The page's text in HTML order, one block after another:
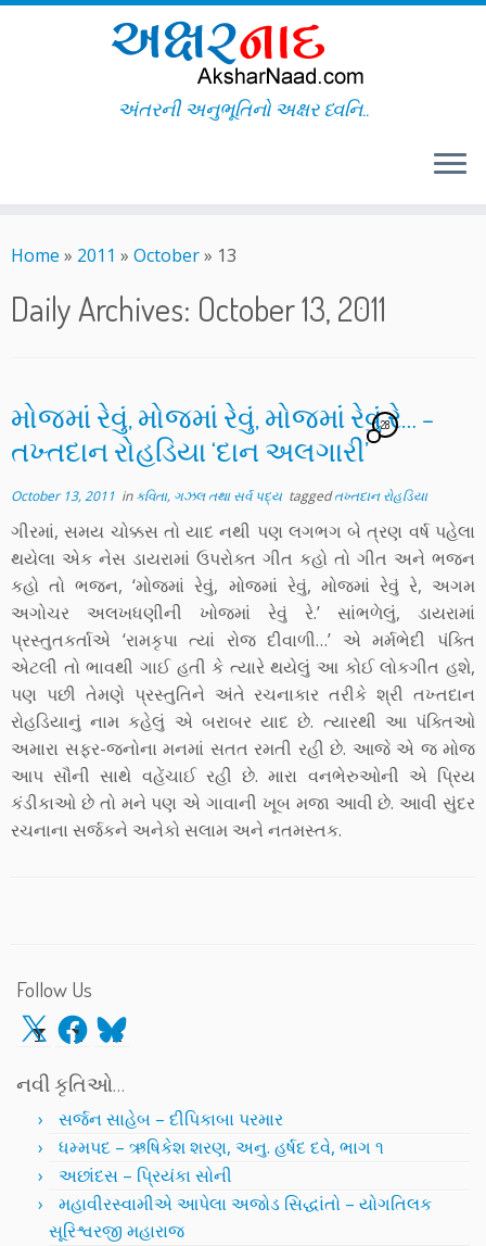
to
અંતરની અનુભૂતિનો અક્ષર ધ્વનિ..
Home » 2011 » October» 13
Daily Archives: October 13, 2011
મોજમાં રેવું, મોજમાં રેવું, મોજમાં રેવું રે… –
તખ્તદાન રોહડિયા ‘દાન અલગારી’
28
October 13, 2011 inકવિતા, ગઝલ તથા સર્વ પદ્ય taggedતખ્તદાન રોહડિયા
ગીરમાં, સમય ચોક્કસ તો યાદ નથી પણ લગભગ બે ત્રણ વર્ષ પહેલા
થયેલા એક નેસ ડાયરામાં ઉપરોક્ત ગીત કહો તો ગીત અને ભજન
કહો તો ભજન, ‘મોજમાં રેવું, મોજમાં રેવું, મોજમાં રેવું રે, અગમ
અગોચર અલખધણીની ખોજમાં રેવું રે.’ સાંભળેલું, ડાયરામાં
પ્રસ્તુતકર્તાએ ‘રામકૃપા ત્યાં રોજ દીવાળી…’ એ મર્મભેદી પંક્તિ
એટલી તો ભાવથી ગાઈ હતી કે ત્યારે થયેલું આ કોઈ લોકગીત હશે,
પણ પછી તેમણે પ્રસ્તુતિને અંતે રચનાકાર તરીકે શ્રી તખ્તદાન
રોહડિયાનું નામ કહેલું એ બરાબર યાદ છે. ત્યારથી આ પંક્તિઓ
અમારા સફર-જનોના મનમાં સતત રમતી રહી છે. આજે એ જ મોજ
આપ સૌની સાથે વહેંચાઈ રહી છે. મારા વનભેરુઓની એ પ્રિય
કંડીકાઓ છે તો મને પણ એ ગાવાની ખૂબ મજા આવી છે. આવી સુંદર
રચનાના સર્જકને અનેકો સલામ અને નતમસ્તક.
Follow Us
X Facebook
Bluesky
નવી કૃતિઓ…
સર્જન સાહેબ – દીપિકાબા પરમાર
ધમ્મપદ – ઋષિકેશ શરણ, અનુ. હર્ષદ દવે, ભાગ ૧
અછાંદસ – પ્રિયંકા સોની
મહાવીરસ્વામીએ આપેલા અજોડ સિદ્ધાંતો – યોગતિલક
સૂરિશ્વરજી મહારાજ